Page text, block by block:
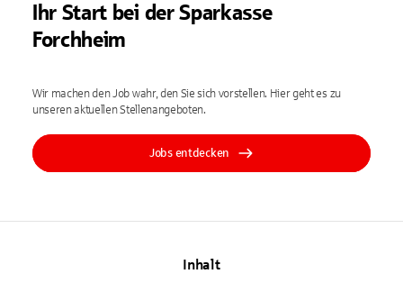
Ihr Start bei der Sparkasse
Forchheim
Wir machen den Job wahr, den Sie sich vorstellen. Hier geht es zu
unseren aktuellen Stellenangeboten.
Jobs entdecken
Inhalt